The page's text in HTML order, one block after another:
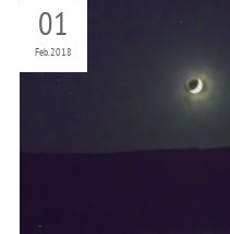
01
Feb2018